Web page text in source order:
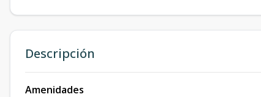
Descripción
Amenidades